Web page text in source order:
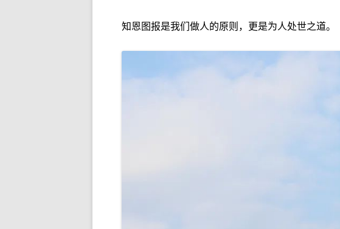
知恩图报是我们做人的原则，更是为人处世之道。